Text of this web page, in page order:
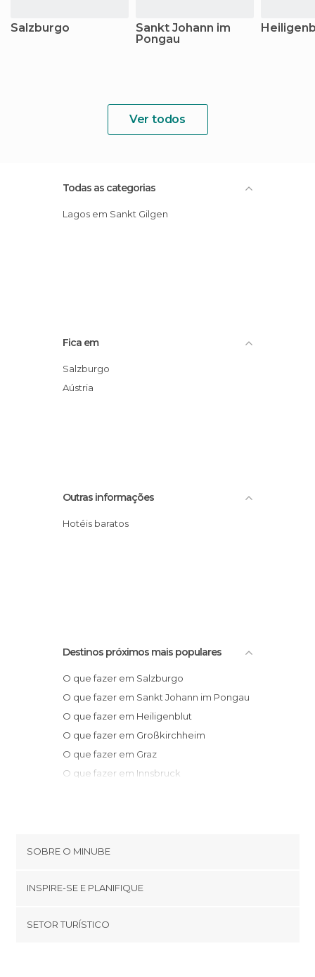
Salzburgo
Sankt Johann im
Pongau
Ver todos
Todas as categorias
Lagos em Sankt Gilgen
Fica em
Salzburgo
Aústria
Outras informações
Hotéis baratos
Destinos próximos mais populares
O que fazer em Salzburgo
O que fazer em Sankt Johann im Pongau
O que fazer em Heiligenblut
O que fazer em Großkirchheim
O que fazer em Graz
O que fazer em Innsbruck
SOBRE O MINUBE
Términos e Condições
INSPIRE-SE E PLANIFIQUE
footer@item_discovertips_anchor
SETOR TURÍSTICO